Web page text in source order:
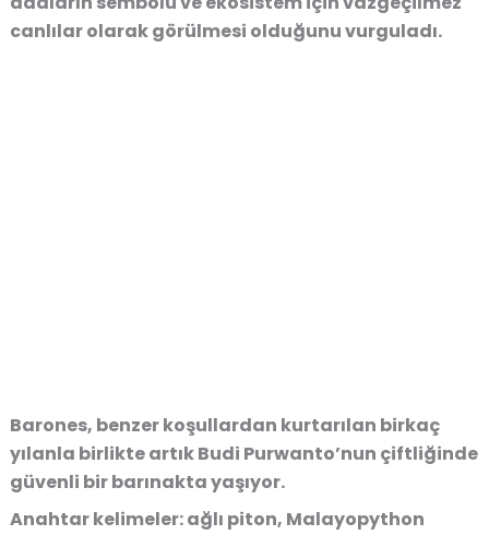
canlılar olarak görülmesi olduğunu vurguladı.
Barones, benzer koşullardan kurtarılan birkaç
yılanla birlikte artık Budi Purwanto’nun çiftliğinde
güvenli bir barınakta yaşıyor.
Anahtar kelimeler: ağlı piton, Malayopython